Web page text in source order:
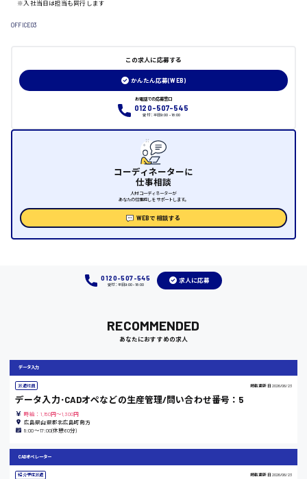
竹原市
月給制すべて
時給1100円～
時給1300円〜
※入社当日は担当も同行します
OFFICE03
この求人に応募する
かんたん応募(WEB)
お電話での応募窓口
0120-507-545
受付：平日9:00 - 18:00
コーディネーターに
仕事相談
人材コーディネーターが
あなたの仕事探しをサポートします。
WEBで相談する
0120-507-545
受付：平日9:00 - 18:00
求人に応募
RECOMMENDED
あなたにおすすめの求人
データ入力
派遣社員 掲載更新日 2026/06/23
データ入力･CADオペなどの生産管理/問い合わせ番号：5
時給：1,150円～1,300円
広島県山県郡北広島町南方
8:00〜17:00(休憩60分)
CADオペレーター
紹介予定派遣 掲載更新日 2026/06/23